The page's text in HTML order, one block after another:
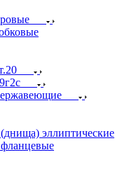
эллиптические